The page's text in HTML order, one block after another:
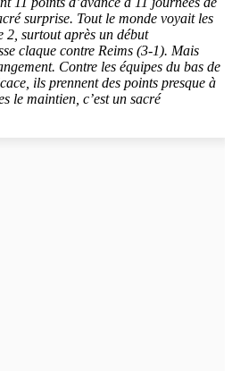
surprise. Tout le monde voyait les
2, surtout après un début
claque contre Reims (3-1). Mais
Contre les équipes du bas de
ils prennent des points presque à
le maintien, c’est un sacré